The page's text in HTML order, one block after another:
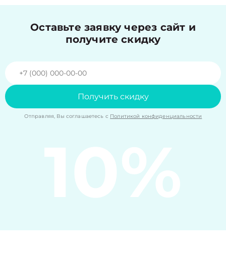
Оставьте заявку через сайт и
получите скидку
Получить скидку
Отправляя, Вы соглашаетесь с Политикой конфиденциальности
10%